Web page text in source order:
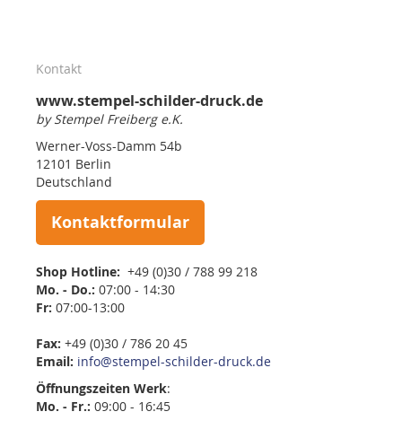
Kontakt
www.stempel-schilder-druck.de
by Stempel Freiberg e.K.
Werner-Voss-Damm 54b
12101 Berlin
Deutschland
Kontaktformular
Shop Hotline: +49 (0)30 / 788 99 218
Mo. - Do.: 07:00 - 14:30
Fr: 07:00-13:00
Fax: +49 (0)30 / 786 20 45
Email: info@stempel-schilder-druck.de
Öffnungszeiten Werk:
Mo. - Fr.: 09:00 - 16:45